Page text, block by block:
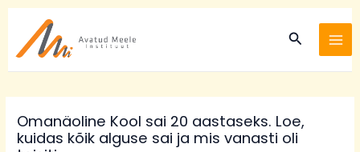
content
Search
Omanäoline Kool sai 20 aastaseks. Loe,
kuidas kõik alguse sai ja mis vanasti oli
navigation